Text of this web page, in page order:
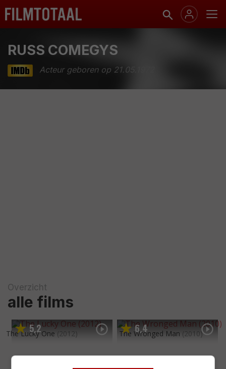
RUSS COMEGYS
Acteur geboren op 21.05.1972
Overzicht
alle films
5,2
The Lucky One (2012) 6,4
The Wronged Man (2010)